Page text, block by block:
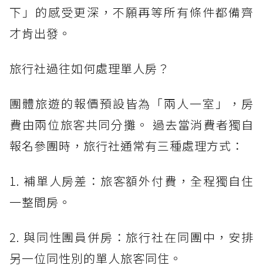
下」的感受更深，不願再等所有條件都備齊
才肯出發。
旅行社過往如何處理單人房？
團體旅遊的報價預設皆為「兩人一室」，房
費由兩位旅客共同分攤。 過去當消費者獨自
報名參團時，旅行社通常有三種處理方式：
1. 補單人房差：旅客額外付費，全程獨自住
一整間房。
2. 與同性團員併房：旅行社在同團中，安排
另一位同性別的單人旅客同住。